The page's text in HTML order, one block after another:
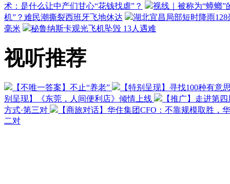
术：是什么让中产们甘心“花钱找虐”？
视线｜被称为“蟑螂
机”？难民潮撕裂西班牙飞地休达
湖北宜昌局部短时降雨
毫米
秘鲁纳斯卡观光飞机坠毁 13人遇难
视听推荐
【不唯一答案】不止“养老”
【特别呈现】寻找100种有意
别呈现】《东莞，人间便利店》倾情上线
【推广】走进第
方式·第三对
【商旅对话】华住集团CFO：不靠规模取胜，
二对